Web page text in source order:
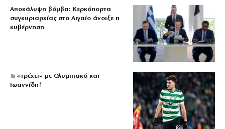
Αποκάλυψη βόμβα: Κερκόπορτα
συγκυριαρχίας στο Αιγαίο άνοιξε η
κυβέρνηση
Τι «τρέχει» με Ολυμπιακό και
Ιωαννίδη!